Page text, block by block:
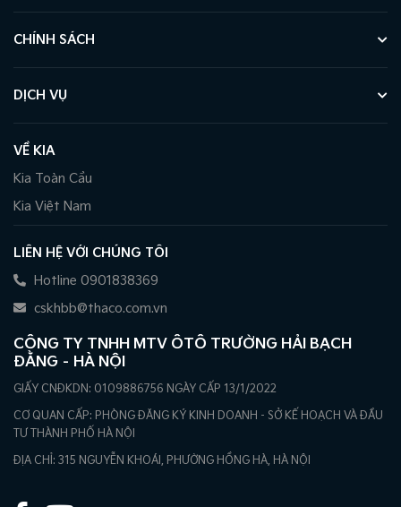
CHÍNH SÁCH
DỊCH VỤ
VỀ KIA
Kia Toàn Cầu
Kia Việt Nam
LIÊN HỆ VỚI CHÚNG TÔI
Hotline 0901838369
cskhbb@thaco.com.vn
CÔNG TY TNHH MTV ÔTÔ TRƯỜNG HẢI BẠCH
ĐẰNG – HÀ NỘI
GIẤY CNĐKDN: 0109886756 NGÀY CẤP 13/1/2022
CƠ QUAN CẤP: PHÒNG ĐĂNG KÝ KINH DOANH - SỞ KẾ HOẠCH VÀ ĐẦU
TƯ THÀNH PHỐ HÀ NỘI
ĐỊA CHỈ: 315 NGUYỄN KHOÁI, PHƯỜNG HỒNG HÀ, HÀ NỘI